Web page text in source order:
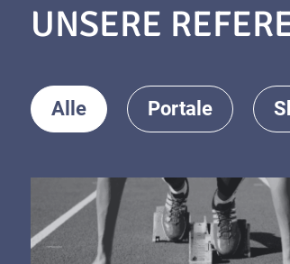
UNSERE
Alle Portale